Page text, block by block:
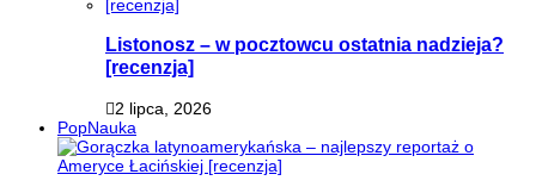
Listonosz – w pocztowcu ostatnia nadzieja?
[recenzja]
2 lipca, 2026
PopNauka